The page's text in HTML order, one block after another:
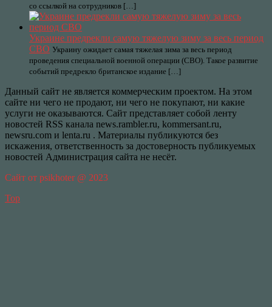
со ссылкой на сотрудников […]
Украине предрекли самую тяжелую зиму за весь период
СВО Украину ожидает самая тяжелая зима за весь период
проведения специальной военной операции (СВО). Такое развитие
событий предрекло британское издание […]
Данный сайт не является коммерческим проектом. На этом
сайте ни чего не продают, ни чего не покупают, ни какие
услуги не оказываются. Сайт представляет собой ленту
новостей RSS канала news.rambler.ru, kommersant.ru,
newsru.com и lenta.ru . Материалы публикуются без
искажения, ответственность за достоверность публикуемых
новостей Администрация сайта не несёт.
Сайт от psikhoter @ 2023
Top